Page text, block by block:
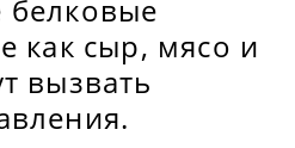
белковые
как сыр, мясо и
вызвать